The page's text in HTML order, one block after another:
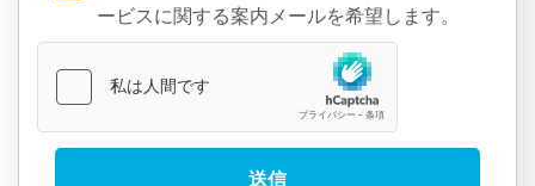
ービスに関する案内メールを希望します。